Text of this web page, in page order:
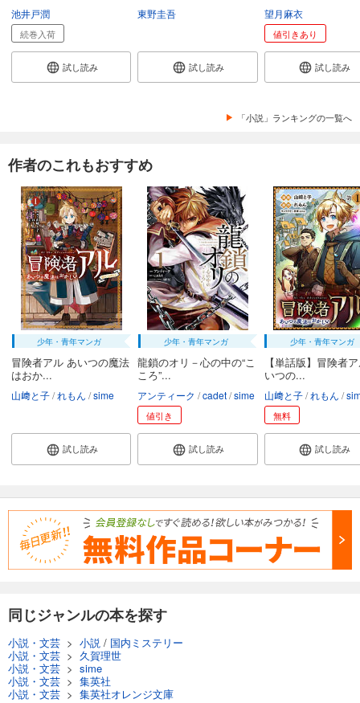
池井戸潤
続巻入荷
試し読み
東野圭吾
試し読み
望月麻衣
値引きあり
試し読み
「小説」ランキングの一覧へ
作者のこれもおすすめ
少年・青年マンガ
冒険者アル あいつの魔法
はおか...
山﨑と子 れもん sime
試し読み
少年・青年マンガ
龍鎖のオリ－心の中の“こ
ころ”...
アンティーク cadet sime
値引き
試し読み
少年・青年マンガ
【単話版】冒険者
いつの...
山﨑と子 れもん
無料
試し読み
同じジャンルの本を探す
小説・文芸 > 小説 / 国内ミステリー
小説・文芸 > 久賀理世
小説・文芸 > sime
小説・文芸 > 集英社
小説・文芸 > 集英社オレンジ文庫